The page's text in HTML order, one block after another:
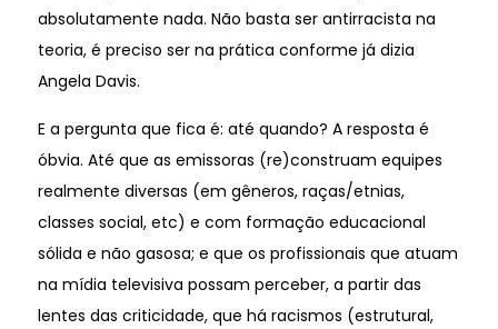
absolutamente nada. Não basta ser antirracista na
teoria, é preciso ser na prática conforme já dizia
Angela Davis.
E a pergunta que fica é: até quando? A resposta é
óbvia. Até que as emissoras (re)construam equipes
realmente diversas (em gêneros, raças/etnias,
classes social, etc) e com formação educacional
sólida e não gasosa; e que os profissionais que atuam
na mídia televisiva possam perceber, a partir das
lentes das criticidade, que há racismos (estrutural,